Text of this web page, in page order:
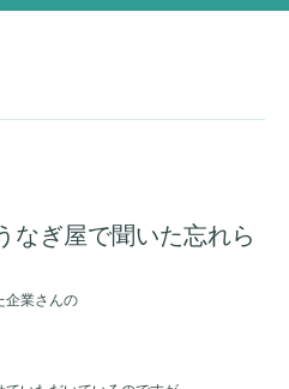
なぎ屋で聞いた忘れら
企業さんの